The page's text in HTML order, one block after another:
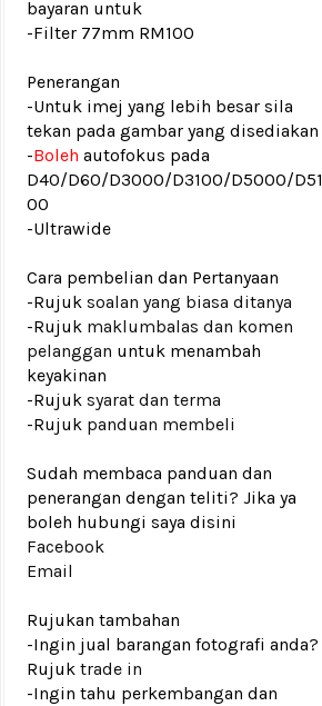
bayaran untuk
-Filter 77mm RM100
Penerangan
-Untuk imej yang lebih besar sila
tekan pada gambar yang disediakan
-Boleh autofokus pada
D40/D60/D3000/D3100/D5000/D51
00
-Ultrawide
Cara pembelian dan Pertanyaan
-Rujuk soalan yang biasa ditanya
-Rujuk maklumbalas dan komen
pelanggan untuk menambah
keyakinan
-Rujuk syarat dan terma
-Rujuk panduan membeli
Sudah membaca panduan dan
penerangan dengan teliti? Jika ya
boleh hubungi saya disini
Facebook
Email
Rujukan tambahan
-Ingin jual barangan fotografi anda?
Rujuk trade in
-Ingin tahu perkembangan dan